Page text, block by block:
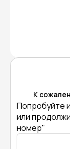
К
Попробуйте
или
номер"